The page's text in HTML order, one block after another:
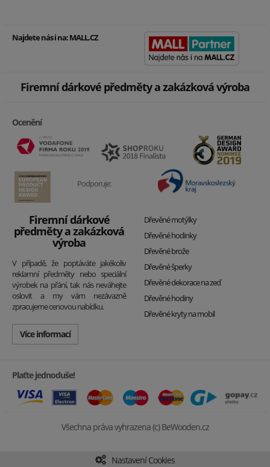
Najdete nás i na:MALL.CZ
Firemní dárkové předměty a zakázková výroba
Ocenění
Podporuje:
Firemní dárkové
předměty a zakázková
výroba
V případě, že poptáváte jakékoliv
reklamní předměty nebo speciální
výrobek na přání, tak nás neváhejte
oslovit a my vám nezávazně
zpracujeme cenovou nabídku.
Více informací
Dřevěné motýlky
Dřevěné hodinky
Dřevěné brože
Dřevěné šperky
Dřevěné dekorace na zeď
Dřevěné hodiny
Dřevěné kryty na mobil
Plaťte jednoduše!
Všechna práva vyhrazena (c) BeWooden.cz
Nastavení Cookies